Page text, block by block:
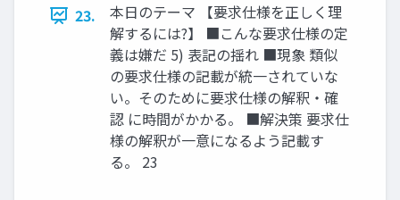
23.
本日のテーマ 【要求仕様を正しく理
解するには?】 ■こんな要求仕様の定
義は嫌だ 5) 表記の揺れ ■現象 類似
の要求仕様の記載が統一されていな
い。そのために要求仕様の解釈・確
認 に時間がかかる。 ■解決策 要求仕
様の解釈が一意になるよう記載す
る。 23